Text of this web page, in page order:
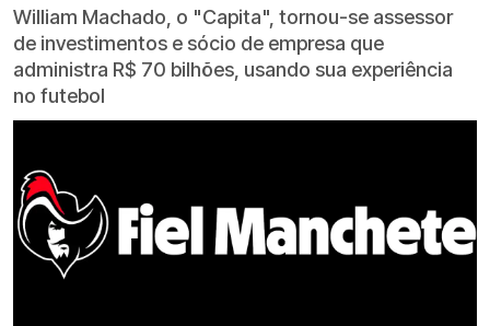
William Machado, o "Capita", tornou-se assessor
de investimentos e sócio de empresa que
administra R$ 70 bilhões, usando sua experiência
no futebol